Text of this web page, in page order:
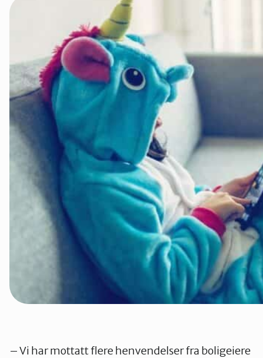
velg produkt
– Vi har mottatt flere henvendelser fra boligeiere